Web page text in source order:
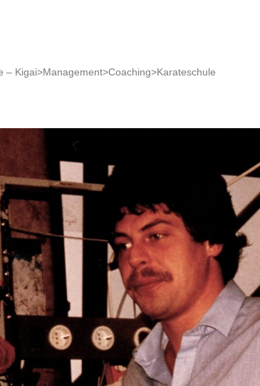
– Kigai>Management>Coaching>Karateschule